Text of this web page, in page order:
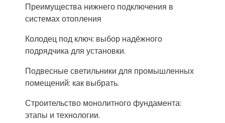
Преимущества нижнего подключения в
системах отопления
Колодец под ключ: выбор надёжного
подрядчика для установки.
Подвесные светильники для промышленных
помещений: как выбрать.
Строительство монолитного фундамента:
этапы и технологии.